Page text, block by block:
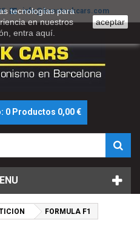
info@bcnstockcars.com
0 Productos 0,00 €
FORMULA F1
tecnologías para
en nuestros
entra aquí
aceptar